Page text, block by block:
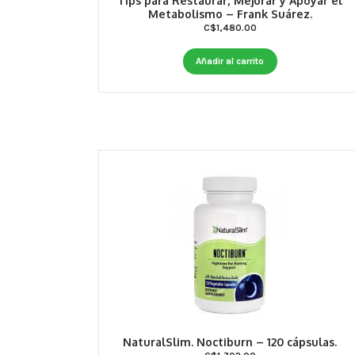
Metabolismo – Frank Suárez.
C$1,480.00
Añadir al carrito
NaturalSlim. Noctiburn – 120 cápsulas.